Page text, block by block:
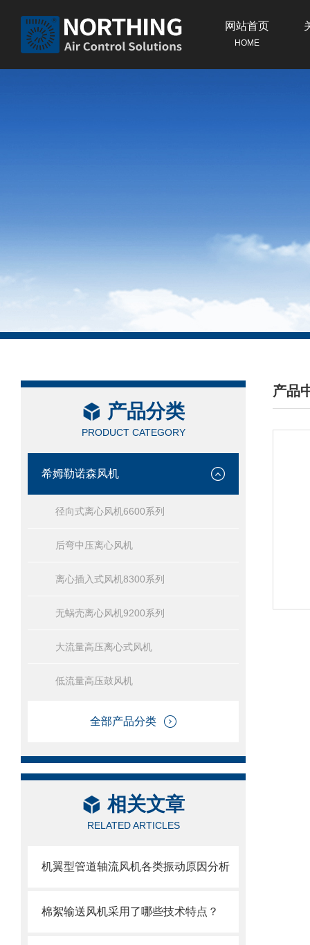
网站首页
HOME
产品分类
PRODUCT CATEGORY
希姆勒诺森风机
径向式离心风机6600系列
后弯中压离心风机
离心插入式风机8300系列
无蜗壳离心风机9200系列
大流量高压离心式风机
低流量高压鼓风机
全部产品分类
相关文章
RELATED ARTICLES
机翼型管道轴流风机各类振动原因分析
棉絮输送风机采用了哪些技术特点？
产品
/